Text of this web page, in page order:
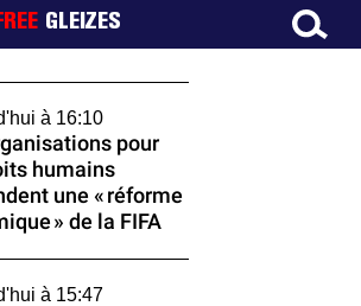
GLEIZES
à 16:10
pour
humains
une « réforme
» de la FIFA
à 15:47